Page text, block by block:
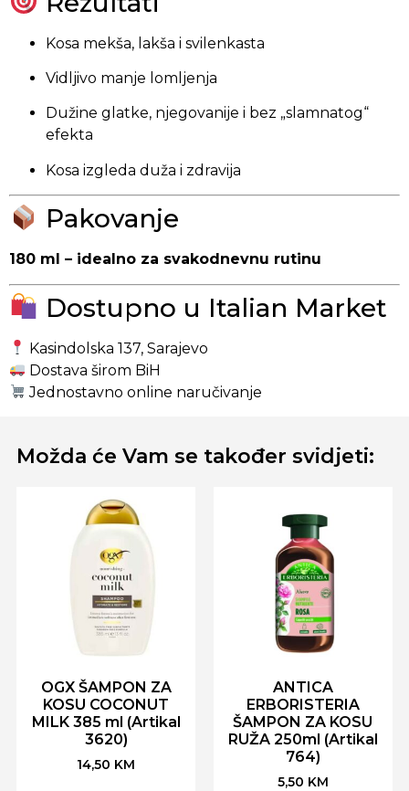
Kosa mekša, lakša i svilenkasta
Vidljivo manje lomljenja
Dužine glatke, njegovanije i bez „slamnatog“
efekta
Kosa izgleda duža i zdravija
Pakovanje
180 ml – idealno za svakodnevnu rutinu
Dostupno u Italian Market
Kasindolska 137, Sarajevo
Dostava širom BiH
Jednostavno online naručivanje
Možda će Vam se također svidjeti:
OGX ŠAMPON ZA
KOSU COCONUT
MILK 385 ml (Artikal
3620)
14,50 KM
ANTICA
ERBORISTERIA
ŠAMPON ZA KOSU
RUŽA 250ml (Artikal
764)
5,50 KM